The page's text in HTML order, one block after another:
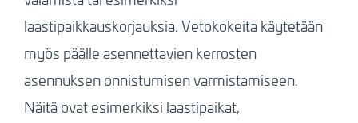
laastipaikkauskorjauksia. Vetokokeita käytetään
myös päälle asennettavien kerrosten
asennuksen onnistumisen varmistamiseen.
Näitä ovat esimerkiksi laastipaikat,